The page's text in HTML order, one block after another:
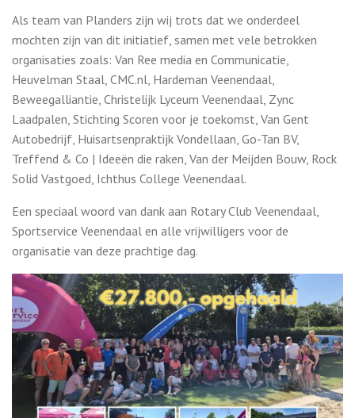
Als team van Planders zijn wij trots dat we onderdeel
mochten zijn van dit initiatief, samen met vele betrokken
organisaties zoals: Van Ree media en Communicatie,
Heuvelman Staal, CMC.nl, Hardeman Veenendaal,
Beweegalliantie, Christelijk Lyceum Veenendaal, Zync
Laadpalen, Stichting Scoren voor je toekomst, Van Gent
Autobedrijf, Huisartsenpraktijk Vondellaan, Go-Tan BV,
Treffend & Co | Ideeën die raken, Van der Meijden Bouw, Rock
Solid Vastgoed, Ichthus College Veenendaal.
Een speciaal woord van dank aan Rotary Club Veenendaal,
Sportservice Veenendaal en alle vrijwilligers voor de
organisatie van deze prachtige dag.